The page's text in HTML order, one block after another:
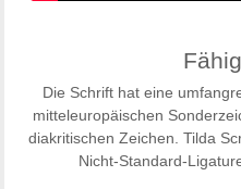
Die Schrift hat eine
mitteleuropäischen
diakritischen Zeichen. Tilda
Nicht-Standard-